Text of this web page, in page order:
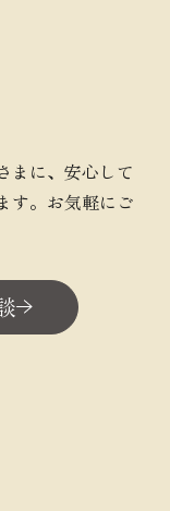
まに、安心して
す。お気軽にご